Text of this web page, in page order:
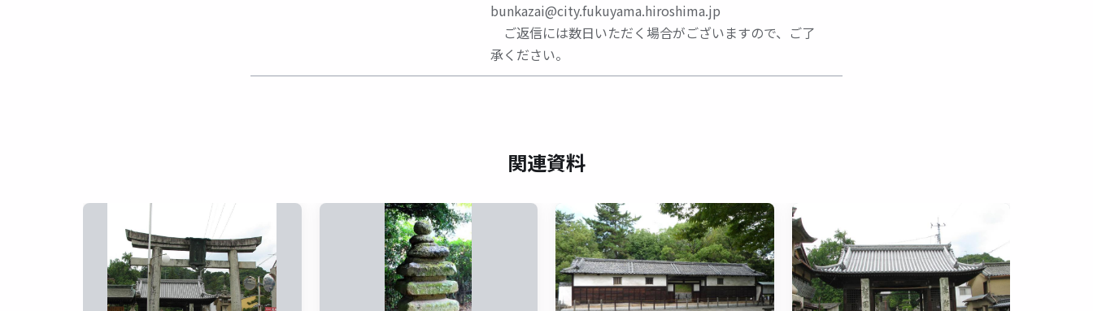
bunkazai@city.fukuyama.hiroshima.jp
ご返信には数日いただく場合がございますので、ご了
承ください。
関連資料